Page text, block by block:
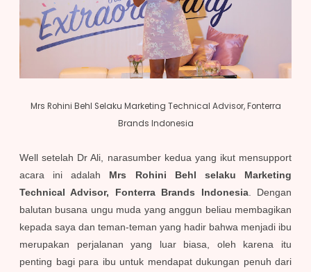
Mrs Rohini Behl Selaku Marketing Technical Advisor, Fonterra
Brands Indonesia
Well setelah Dr Ali, narasumber kedua yang ikut mensupport
acara ini adalah Mrs Rohini Behl selaku Marketing
Technical Advisor, Fonterra Brands Indonesia. Dengan
balutan busana ungu muda yang anggun beliau membagikan
kepada saya dan teman-teman yang hadir bahwa menjadi ibu
merupakan perjalanan yang luar biasa, oleh karena itu
penting bagi para ibu untuk mendapat dukungan penuh dari